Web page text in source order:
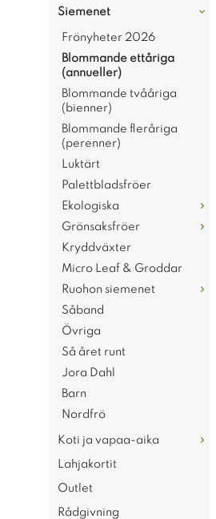
Siemenet
Frönyheter 2026
Blommande ettåriga
(annueller)
Blommande tvååriga
(bienner)
Blommande fleråriga
(perenner)
Luktärt
Palettbladsfröer
Ekologiska
Grönsaksfröer
Kryddväxter
Micro Leaf & Groddar
Ruohon siemenet
Såband
Övriga
Så året runt
Jora Dahl
Barn
Nordfrö
Koti ja vapaa-aika
Lahjakortit
Outlet
Rådgivning